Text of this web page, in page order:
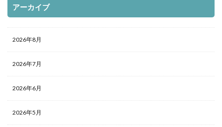
アーカイブ
2026年8月
2026年7月
2026年6月
2026年5月